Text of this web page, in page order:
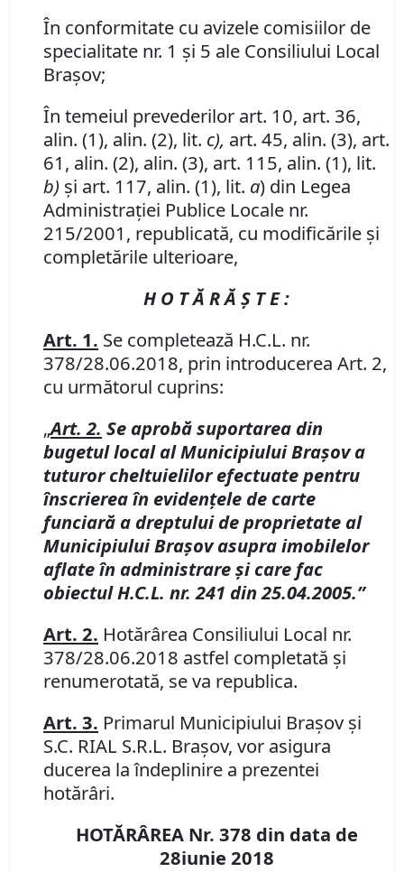
În conformitate cu avizele comisiilor de
specialitate nr. 1 şi 5 ale Consiliului Local
Braşov;
În temeiul prevederilor art. 10, art. 36,
alin. (1), alin. (2), lit. c), art. 45, alin. (3), art.
61, alin. (2), alin. (3), art. 115, alin. (1), lit.
b) şi art. 117, alin. (1), lit. a) din Legea
Administraţiei Publice Locale nr.
215/2001, republicată, cu modificările şi
completările ulterioare,
H O T Ă R Ă Ş T E :
Art. 1. Se completează H.C.L. nr.
378/28.06.2018, prin introducerea Art. 2,
cu următorul cuprins:
„Art. 2. Se aprobă suportarea din
bugetul local al Municipiului Braşov a
tuturor cheltuielilor efectuate pentru
înscrierea în evidenţele de carte
funciară a dreptului de proprietate al
Municipiului Braşov asupra imobilelor
aflate în administrare şi care fac
obiectul H.C.L. nr. 241 din 25.04.2005.”
Art. 2. Hotărârea Consiliului Local nr.
378/28.06.2018 astfel completată şi
renumerotată, se va republica.
Art. 3. Primarul Municipiului Braşov şi
S.C. RIAL S.R.L. Braşov, vor asigura
ducerea la îndeplinire a prezentei
hotărâri.
HOTĂRÂREA Nr. 378 din data de
28iunie 2018